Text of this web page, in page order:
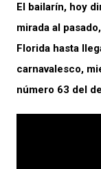
El bailarín, hoy
mirada al
Florida hasta
carnavalesco,
número 63 del